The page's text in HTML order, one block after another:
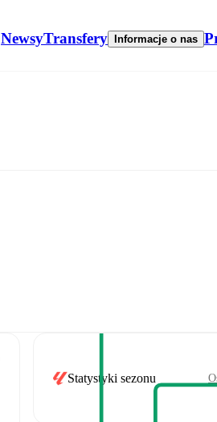
NewsyTransfery Informacje o nas
Statystyki sezonu